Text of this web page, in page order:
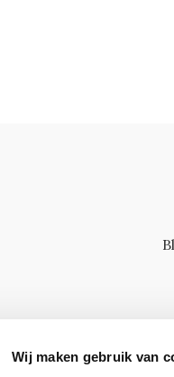
Wij maken gebruik van